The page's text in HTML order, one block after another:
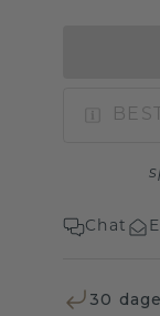
Chat
30